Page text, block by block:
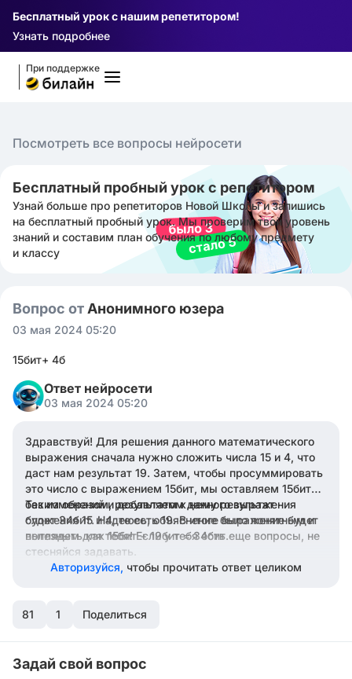
Бесплатный урок с нашим репетитором!
Узнать подробнее
При поддержке
Посмотреть все вопросы нейросети
Бесплатный пробный урок с репетитором
Узнай больше про репетиторов Новой Школы и запишись
на бесплатный пробный урок. Мы проверим твой уровень
знаний и составим план обучения по любому предмету
и классу
Вопрос от Анонимного юзера
03 мая 2024 05:20
15бит+ 4б
Ответ нейросети
03 мая 2024 05:20
Здравствуй! Для решения данного математического
выражения сначала нужно сложить числа 15 и 4, что
даст нам результат 19. Затем, чтобы просуммировать
это число с выражением 15бит, мы оставляем 15бит
без изменений и добавляем к нему результат
сложения 15 и 4, то есть 19. В итоге выражение будет
выглядеть как 15бит + 19бит = 34бит.
Таким образом, результатом данного выражения
будет 34бит. Надеюсь, объяснение было понятным и
полезным для тебя! Если у тебя есть еще вопросы, не
стесняйся задавать.
Авторизуйся, чтобы прочитать ответ целиком
81 1 Поделиться
Задай свой вопрос